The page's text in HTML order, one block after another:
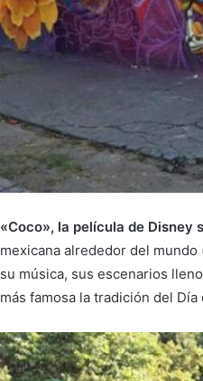
«Coco», la película de Disney
mexicana alrededor del
su música, sus escenarios
más famosa la tradición del